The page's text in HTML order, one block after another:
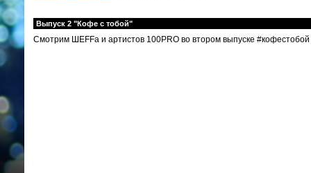
Выпуск 2 "Кофе с тобой"
Смотрим ШЕFFa и артистов 100PRO во втором выпуске #кофестобой